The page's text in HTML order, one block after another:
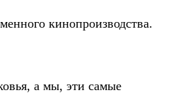
кинопроизводства.
а мы, эти самые